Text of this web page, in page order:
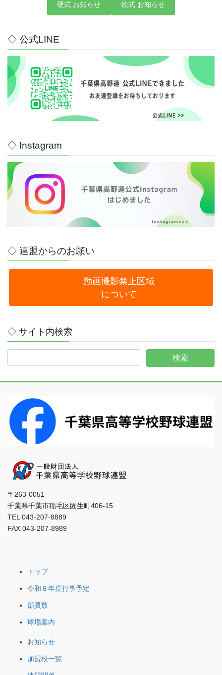
硬式 お知らせ 軟式 お知らせ
◇ 公式LINE
◇ Instagram
◇ 連盟からのお願い
動画撮影禁止区域
について
◇ サイト内検索
〒263-0051
千葉県千葉市稲毛区園生町406-15
TEL 043-207-8889
FAX 043-207-8989
トップ
令和８年度行事予定
部員数
球場案内
お知らせ
加盟校一覧